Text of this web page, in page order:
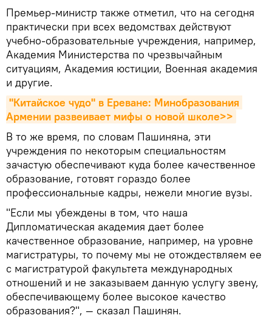
Премьер-министр также отметил, что на сегодня
практически при всех ведомствах действуют
учебно-образовательные учреждения, например,
Академия Министерства по чрезвычайным
ситуациям, Академия юстиции, Военная академия
и другие.
"Китайское чудо" в Ереване: Минобразования
Армении развеивает мифы о новой школе>>
В то же время, по словам Пашиняна, эти
учреждения по некоторым специальностям
зачастую обеспечивают куда более качественное
образование, готовят гораздо более
профессиональные кадры, нежели многие вузы.
"Если мы убеждены в том, что наша
Дипломатическая академия дает более
качественное образование, например, на уровне
магистратуры, то почему мы не отождествляем ее
с магистратурой факультета международных
отношений и не заказываем данную услугу звену,
обеспечивающему более высокое качество
образования?", — сказал Пашинян.